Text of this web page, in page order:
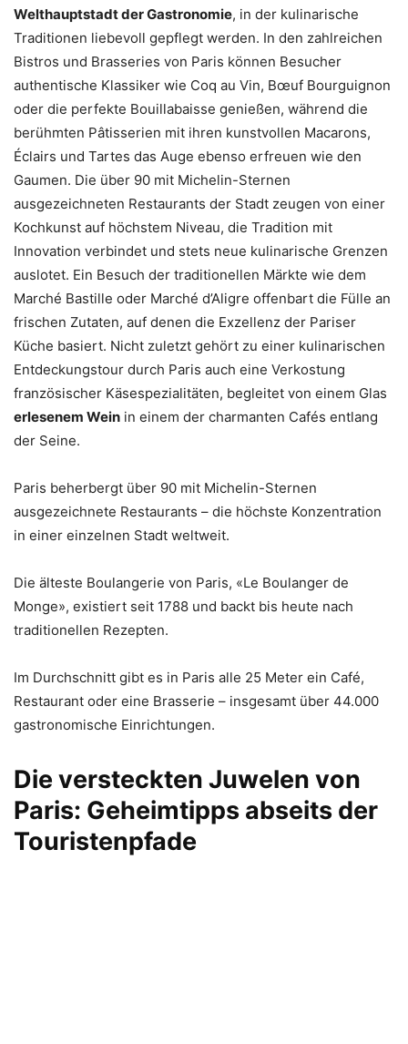
Welthauptstadt der Gastronomie, in der kulinarische
Traditionen liebevoll gepflegt werden. In den zahlreichen
Bistros und Brasseries von Paris können Besucher
authentische Klassiker wie Coq au Vin, Bœuf Bourguignon
oder die perfekte Bouillabaisse genießen, während die
berühmten Pâtisserien mit ihren kunstvollen Macarons,
Éclairs und Tartes das Auge ebenso erfreuen wie den
Gaumen. Die über 90 mit Michelin-Sternen
ausgezeichneten Restaurants der Stadt zeugen von einer
Kochkunst auf höchstem Niveau, die Tradition mit
Innovation verbindet und stets neue kulinarische Grenzen
auslotet. Ein Besuch der traditionellen Märkte wie dem
Marché Bastille oder Marché d’Aligre offenbart die Fülle an
frischen Zutaten, auf denen die Exzellenz der Pariser
Küche basiert. Nicht zuletzt gehört zu einer kulinarischen
Entdeckungstour durch Paris auch eine Verkostung
französischer Käsespezialitäten, begleitet von einem Glas
erlesenem Wein in einem der charmanten Cafés entlang
der Seine.
Paris beherbergt über 90 mit Michelin-Sternen
ausgezeichnete Restaurants – die höchste Konzentration
in einer einzelnen Stadt weltweit.
Die älteste Boulangerie von Paris, «Le Boulanger de
Monge», existiert seit 1788 und backt bis heute nach
traditionellen Rezepten.
Im Durchschnitt gibt es in Paris alle 25 Meter ein Café,
Restaurant oder eine Brasserie – insgesamt über 44.000
gastronomische Einrichtungen.
Die versteckten Juwelen von
Paris: Geheimtipps abseits der
Touristenpfade